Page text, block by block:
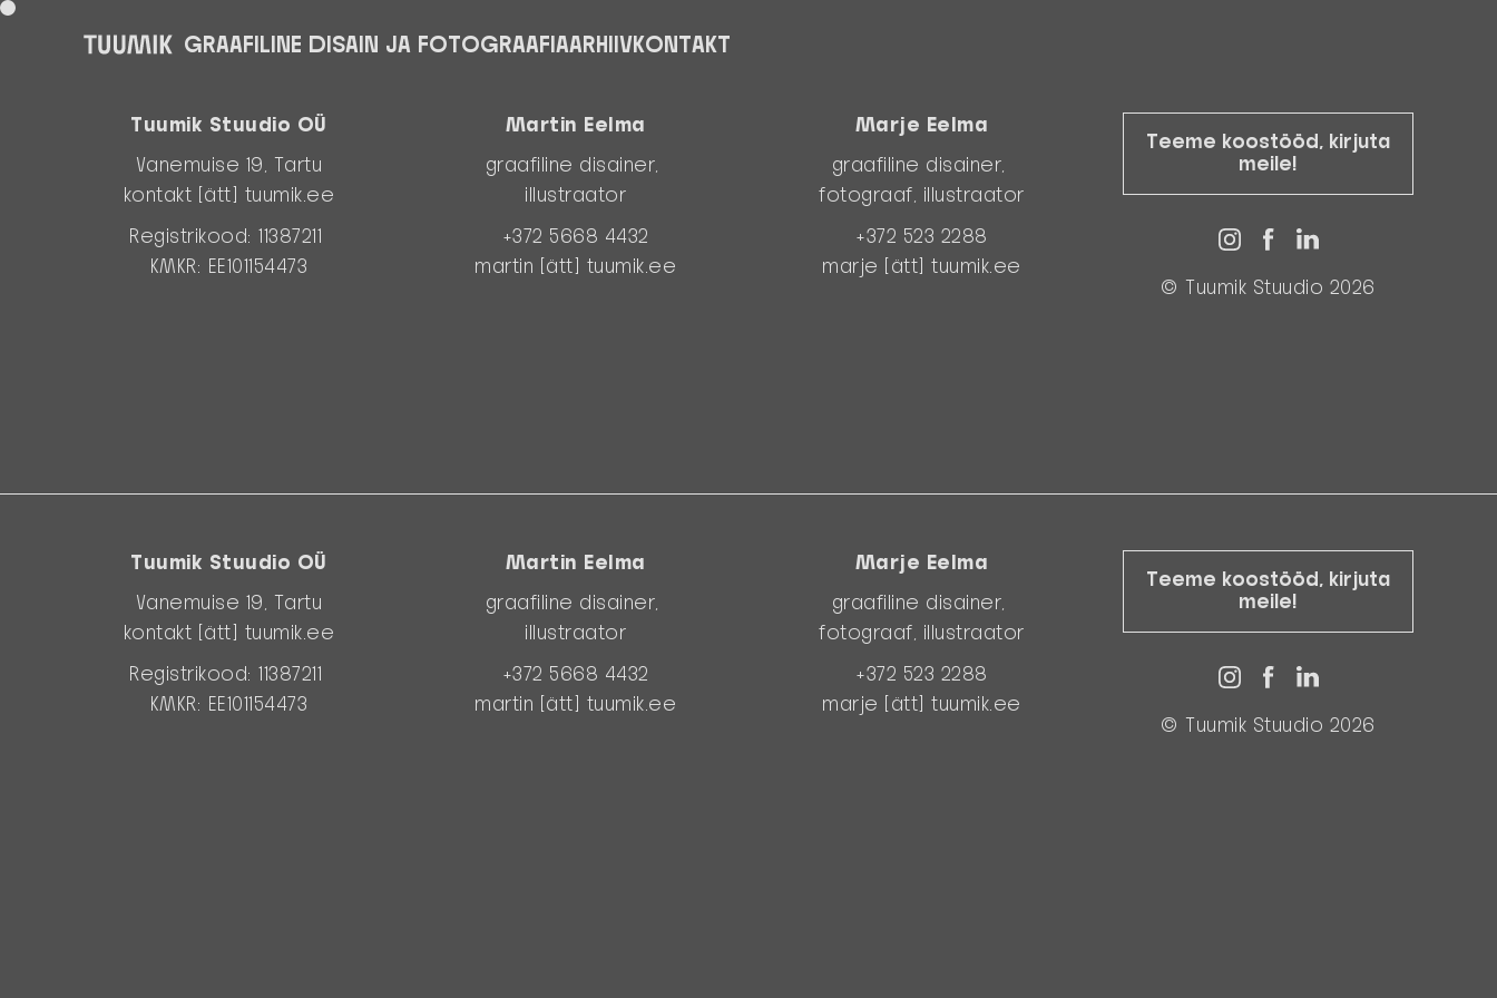
GRAAFILINE DISAIN JA FOTOGRAAFIAARHIIVKONTAKT
Tuumik Stuudio OÜ
Vanemuise 19, Tartu
kontakt [ätt] tuumik.ee
Registrikood: 11387211
KMKR: EE101154473
Martin Eelma
graafiline disainer,
illustraator
‭+372 5668 4432‬
martin [ätt] tuumik.ee
Marje Eelma
graafiline disainer,
fotograaf, illustraator
+372 523 2288‬
marje [ätt] tuumik.ee
Teeme koostööd, kirjuta
meile!
© Tuumik Stuudio 2026
Tuumik Stuudio OÜ
Vanemuise 19, Tartu
kontakt [ätt] tuumik.ee
Registrikood: 11387211
KMKR: EE101154473
Martin Eelma
graafiline disainer,
illustraator
‭+372 5668 4432‬
martin [ätt] tuumik.ee
Marje Eelma
graafiline disainer,
fotograaf, illustraator
+372 523 2288‬
marje [ätt] tuumik.ee
Teeme koostööd, kirjuta
meile!
© Tuumik Stuudio 2026